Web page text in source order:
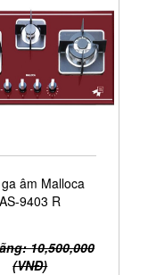
âm Malloca
AS-9403 R
10,500,000
(VNĐ)